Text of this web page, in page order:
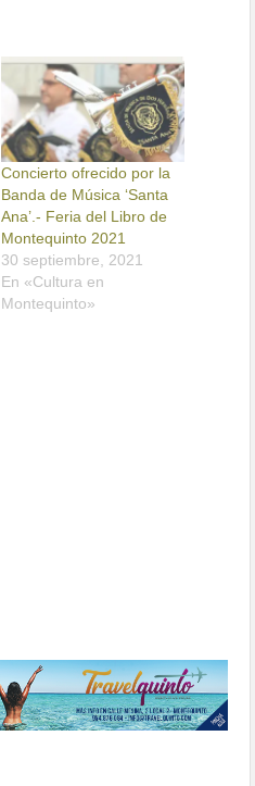
Concierto ofrecido por la
Banda de Música ‘Santa
Ana’.- Feria del Libro de
Montequinto 2021
30 septiembre, 2021
En «Cultura en
Montequinto»